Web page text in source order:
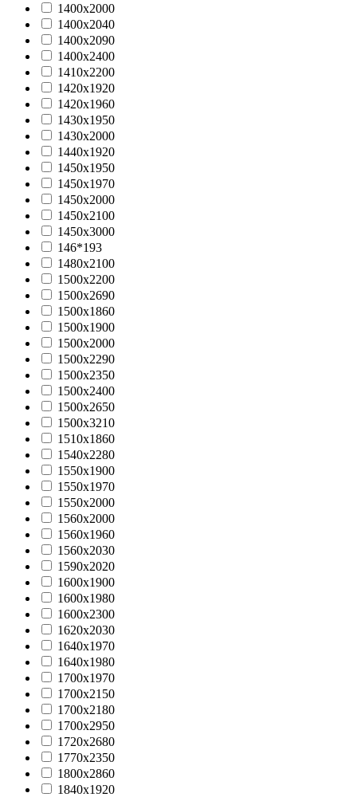
1400х2000
1400х2040
1400х2090
1400х2400
1410х2200
1420х1920
1420х1960
1430х1950
1430х2000
1440x1920
1450х1950
1450х1970
1450х2000
1450х2100
1450х3000
146*193
1480x2100
1500x2200
1500x2690
1500х1860
1500х1900
1500х2000
1500х2290
1500х2350
1500х2400
1500х2650
1500х3210
1510х1860
1540х2280
1550х1900
1550х1970
1550х2000
1560x2000
1560х1960
1560х2030
1590х2020
1600х1900
1600х1980
1600х2300
1620х2030
1640х1970
1640х1980
1700х1970
1700х2150
1700х2180
1700х2950
1720х2680
1770x2350
1800х2860
1840х1920